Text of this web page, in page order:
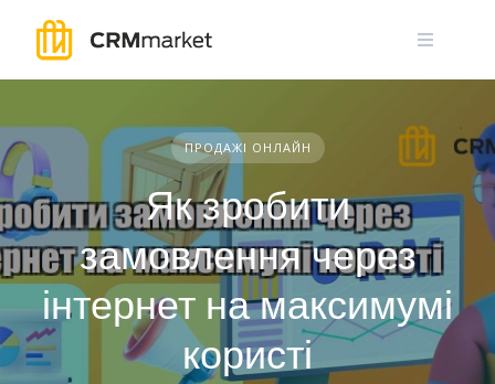
content
ПРОДАЖІ ОНЛАЙН
Як зробити
замовлення через
інтернет на максимумі
користі